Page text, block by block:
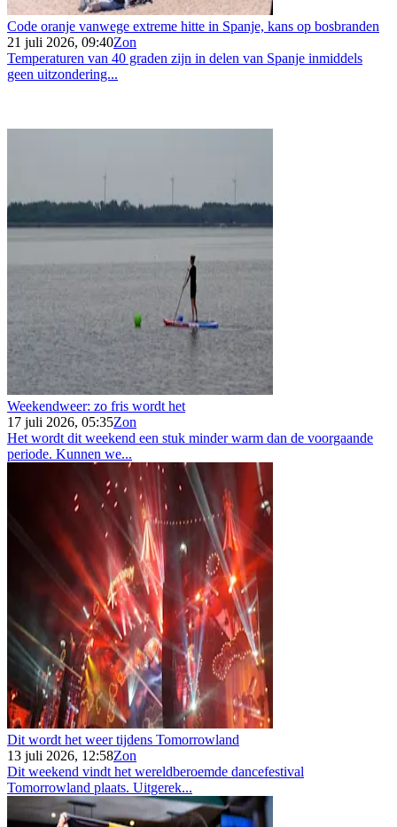
Code oranje vanwege extreme hitte in Spanje, kans op bosbranden
21 juli 2026, 09:40Zon
Temperaturen van 40 graden zijn in delen van Spanje inmiddels
geen uitzondering...
Weekendweer: zo fris wordt het
17 juli 2026, 05:35Zon
Het wordt dit weekend een stuk minder warm dan de voorgaande
periode. Kunnen we...
Dit wordt het weer tijdens Tomorrowland
13 juli 2026, 12:58Zon
Dit weekend vindt het wereldberoemde dancefestival
Tomorrowland plaats. Uitgerek...